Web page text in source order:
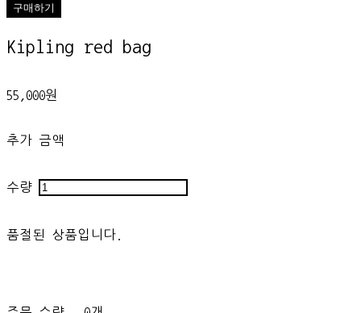
구매하기
Kipling red bag
55,000원
추가 금액
수량
품절된 상품입니다.